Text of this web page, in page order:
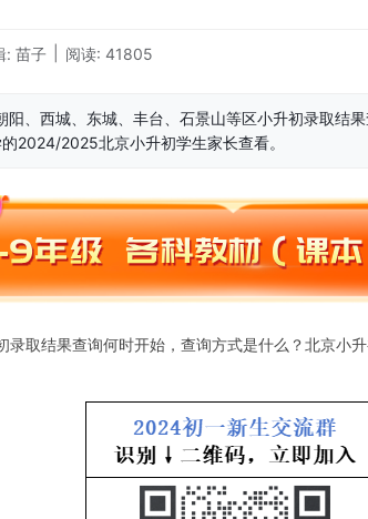
: 苗子 阅读: 41805
阳、西城、东城、丰台、石景山等区小升初录取结
2024/2025北京小升初学生家长查看。
录取结果查询何时开始，查询方式是什么？北京小